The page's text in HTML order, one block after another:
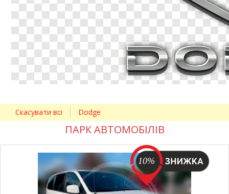
Скасувати всі Dodge
ПАРК АВТОМОБІЛІВ
10%